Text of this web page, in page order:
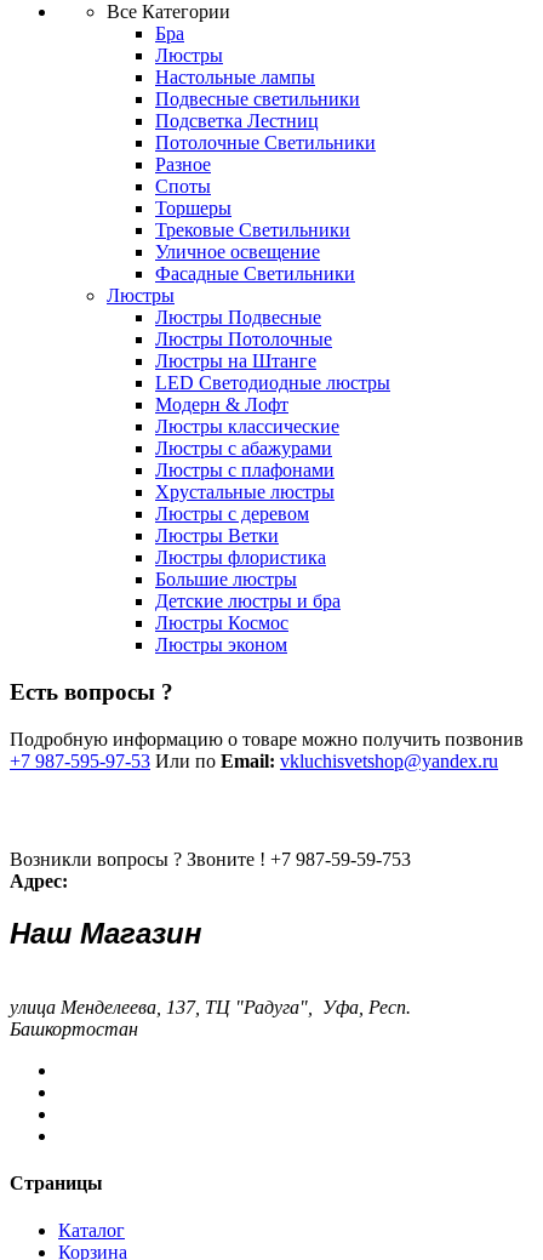
Все Категории
Бра
Люстры
Настольные лампы
Подвесные светильники
Подсветка Лестниц
Потолочные Светильники
Разное
Споты
Торшеры
Трековые Светильники
Уличное освещение
Фасадные Светильники
Люстры
Люстры Подвесные
Люстры Потолочные
Люстры на Штанге
LED Светодиодные люстры
Модерн & Лофт
Люстры классические
Люстры с абажурами
Люстры с плафонами
Хрустальные люстры
Люстры с деревом
Люстры Ветки
Люстры флористика
Большие люстры
Детские люстры и бра
Люстры Космос
Люстры эконом
Есть вопросы ?
Подробную информацию о товаре можно получить позвонив
+7 987-595-97-53 Или по Email: vkluchisvetshop@yandex.ru
Возникли вопросы ? Звоните ! +7 987-59-59-753
Адрес:
Наш Магазин
улица Менделеева, 137, ТЦ "Радуга", Уфа, Респ.
Башкортостан
Страницы
Каталог
Корзина